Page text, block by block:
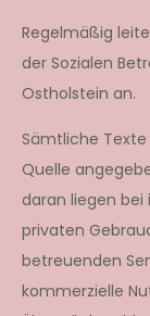
Regelmäßig
der Sozialen
Ostholstein an.
Sämtliche Texte
Quelle
daran liegen bei
privaten
betreuenden
kommerzielle